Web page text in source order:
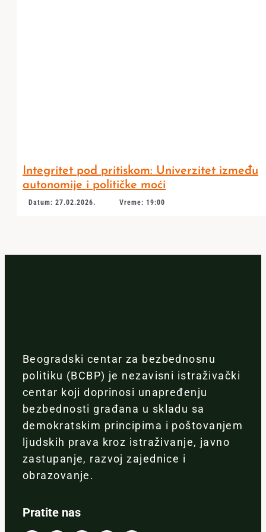
Integritet pod pritiskom: Univerzitet između
autonomije i političke moći
Datum: 27.02.2026. Vreme: 19:00
Beogradski centar za bezbednosnu
politiku (BCBP) je nezavisni istraživački
centar koji doprinosi unapređenju
bezbednosti građana u skladu sa
demokratskim principima i poštovanjem
ljudskih prava kroz istraživanje, javno
zastupanje, razvoj zajednice i
obrazovanje.
Pratite nas